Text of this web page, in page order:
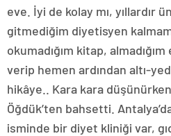
eve. İyi de kolay mı, yıllardır
gitmediğim diyetisyen
okumadığım kitap,
verip hemen ardından altı-
hikâye.. Kara kara
Öğdük’ten bahsetti.
isminde bir diyet kliniği var,